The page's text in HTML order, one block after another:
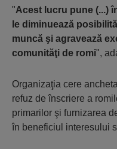
"Acest lucru pune (...)
le diminuează
muncă şi agravează
comunităţi de romi",
Organizaţia cere
refuz de înscriere a
primarilor şi furnizarea
în beneficiul interesului